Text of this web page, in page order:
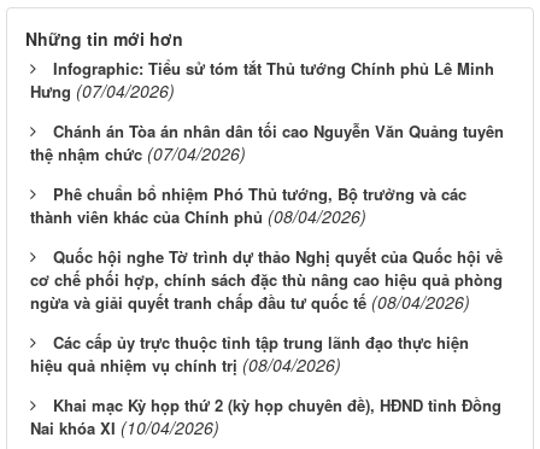
Những tin mới hơn
Infographic: Tiểu sử tóm tắt Thủ tướng Chính phủ Lê Minh
Hưng (07/04/2026)
Chánh án Tòa án nhân dân tối cao Nguyễn Văn Quảng tuyên
thệ nhậm chức (07/04/2026)
Phê chuẩn bổ nhiệm Phó Thủ tướng, Bộ trưởng và các
thành viên khác của Chính phủ (08/04/2026)
Quốc hội nghe Tờ trình dự thảo Nghị quyết của Quốc hội về
cơ chế phối hợp, chính sách đặc thù nâng cao hiệu quả phòng
ngừa và giải quyết tranh chấp đầu tư quốc tế (08/04/2026)
Các cấp ủy trực thuộc tỉnh tập trung lãnh đạo thực hiện
hiệu quả nhiệm vụ chính trị (08/04/2026)
Khai mạc Kỳ họp thứ 2 (kỳ họp chuyên đề), HĐND tỉnh Đồng
Nai khóa XI (10/04/2026)